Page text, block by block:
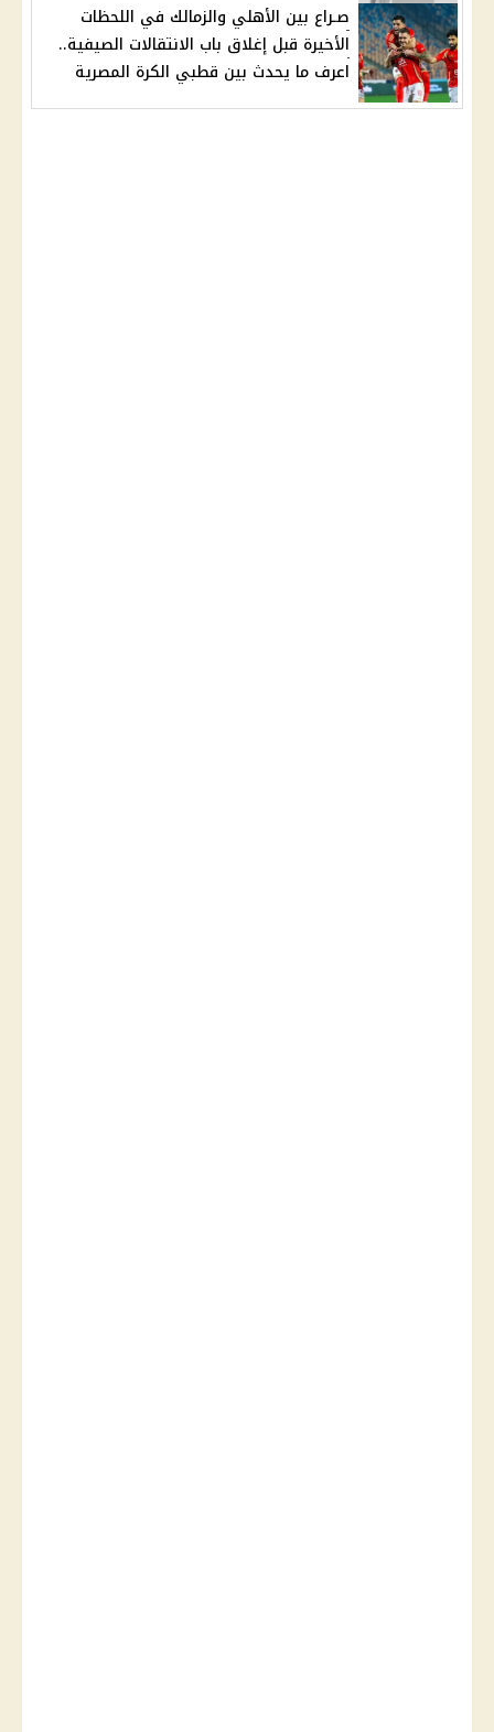
صـراع بين الأهلي والزمالك في اللحظات
الأخيرة قبل إغلاق باب الانتقالات الصيفية..
اعرف ما يحدث بين قطبي الكرة المصرية